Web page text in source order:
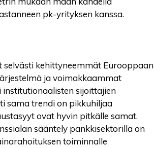
pk-yrityksen kanssa.
kehittyneemmät Eurooppaan
ja voimakkaammat
sijoittajien
sama trendi on pikkuhiljaa
ovat hyvin pitkälle samat.
sääntely pankkisektorilla on
toiminnalle